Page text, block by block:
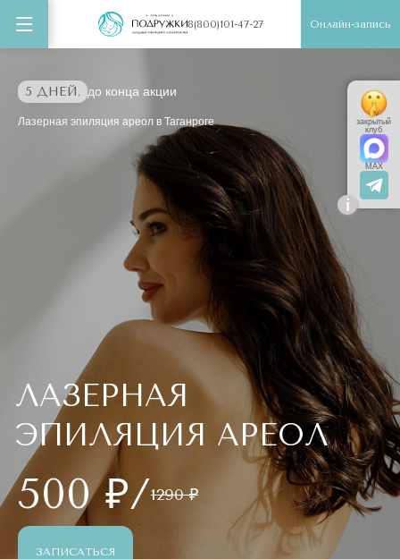
8(800)101-47-27 Онлайн-запись
5 ДНЕЙ. до конца акции
Лазерная эпиляция ареол в Таганроге
ЛАЗЕРНАЯ
ЭПИЛЯЦИЯ АРЕОЛ
500 ₽/1290 ₽
ЗАПИСАТЬСЯ
i
закрытый
клуб
MAX